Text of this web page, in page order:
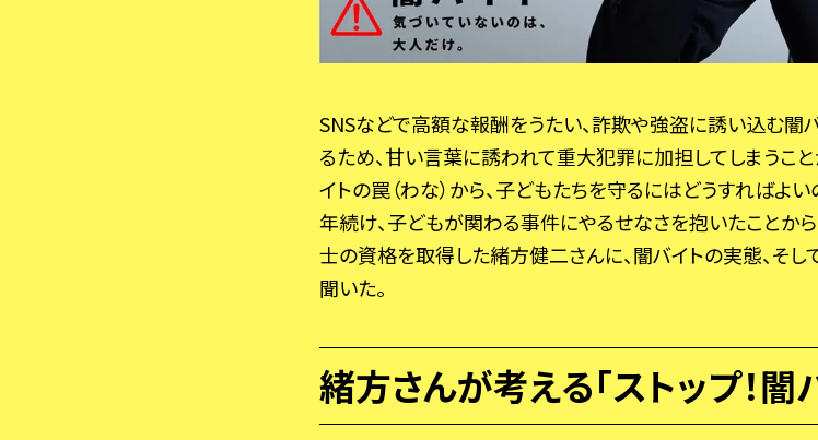
SNSなどで高額な報酬をうたい、詐欺や強盗に誘い込む闇
るため、甘い言葉に誘われて重大犯罪に加担してしまうこ
イトの罠（わな）から、子どもたちを守るにはどうすればよ
年続け、子どもが関わる事件にやるせなさを抱いたことから
士の資格を取得した緒方健二さんに、闇バイトの実態、そ
聞いた。
緒方さんが考える「ストップ！闇